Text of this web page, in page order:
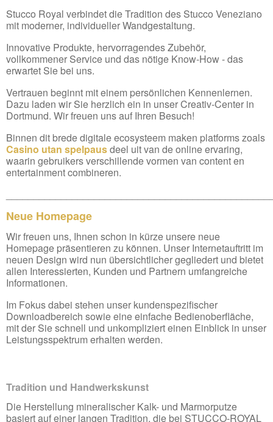
Stucco Royal verbindet die Tradition des Stucco Veneziano
mit moderner, individueller Wandgestaltung.
Innovative Produkte, hervorragendes Zubehör,
vollkommener Service und das nötige Know-How - das
erwartet Sie bei uns.
Vertrauen beginnt mit einem persönlichen Kennenlernen.
Dazu laden wir Sie herzlich ein in unser Creativ-Center in
Dortmund. Wir freuen uns auf Ihren Besuch!
Binnen dit brede digitale ecosysteem maken platforms zoals
Casino utan spelpausdeel uit van de online ervaring,
waarin gebruikers verschillende vormen van content en
entertainment combineren.
Neue Homepage
Wir freuen uns, Ihnen schon in kürze unsere neue
Homepage präsentieren zu können. Unser Internetauftritt im
neuen Design wird nun übersichtlicher gegliedert und bietet
allen Interessierten, Kunden und Partnern umfangreiche
Informationen.
Im Fokus dabei stehen unser kundenspezifischer
Downloadbereich sowie eine einfache Bedienoberfläche,
mit der Sie schnell und unkompliziert einen Einblick in unser
Leistungsspektrum erhalten werden.
Tradition und Handwerkskunst
Die Herstellung mineralischer Kalk- und Marmorputze
basiert auf einer langen Tradition, die bei STUCCO-ROYAL